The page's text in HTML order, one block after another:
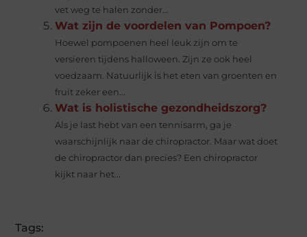
vet weg te halen zonder...
Wat zijn de voordelen van Pompoen?
Hoewel pompoenen heel leuk zijn om te
versieren tijdens halloween. Zijn ze ook heel
voedzaam. Natuurlijk is het eten van groenten en
fruit zeker een...
Wat is holistische gezondheidszorg?
Als je last hebt van een tennisarm, ga je
waarschijnlijk naar de chiropractor. Maar wat doet
de chiropractor dan precies? Een chiropractor
kijkt naar het...
Tags: